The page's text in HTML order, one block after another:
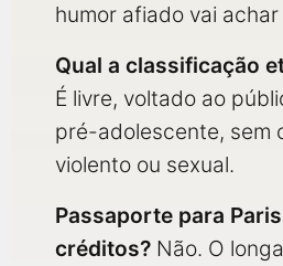
humor afiado vai
Qual a classificação
É livre, voltado ao
pré-adolescente, sem
violento ou sexual.
Passaporte para
créditos? Não. O